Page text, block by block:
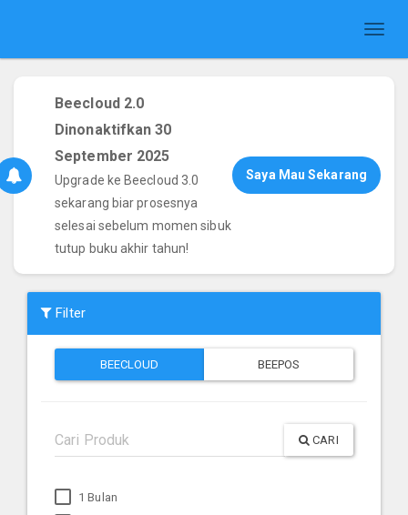
Beecloud 2.0
Dinonaktifkan 30
September 2025
Upgrade ke Beecloud 3.0
sekarang biar prosesnya
selesai sebelum momen sibuk
tutup buku akhir tahun!
Saya Mau Sekarang
Filter
BEECLOUD BEEPOS
CARI
1 Bulan